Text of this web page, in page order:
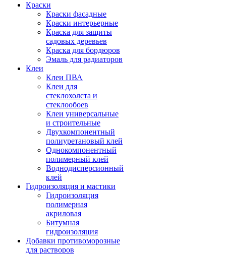
Краски
Краски фасадные
Краски интерьерные
Краска для защиты
садовых деревьев
⁠Краска для бордюров
Эмаль для радиаторов
Клеи
Клеи ПВА
Клеи для
стеклохолста и
стеклообоев
Клеи универсальные
и строительные
Двухкомпонентный
полиуретановый клей
Однокомпонентный
полимерный клей
Воднодисперсионный
клей
Гидроизоляция и мастики
Гидроизоляция
полимерная
акриловая
Битумная
гидроизоляция
Добавки противоморозные
для растворов